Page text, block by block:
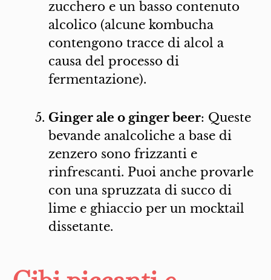
zucchero e un basso contenuto
alcolico (alcune kombucha
contengono tracce di alcol a
causa del processo di
fermentazione).
Ginger ale o ginger beer: Queste
bevande analcoliche a base di
zenzero sono frizzanti e
rinfrescanti. Puoi anche provarle
con una spruzzata di succo di
lime e ghiaccio per un mocktail
dissetante.